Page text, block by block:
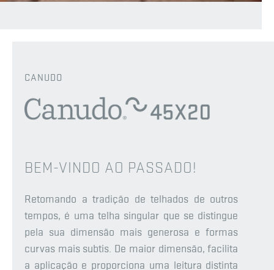
CANUDO
BEM-VINDO AO PASSADO!
Retomando a tradição de telhados de outros
tempos, é uma telha singular que se distingue
pela sua dimensão mais generosa e formas
curvas mais subtis. De maior dimensão, facilita
a aplicação e proporciona uma leitura distinta